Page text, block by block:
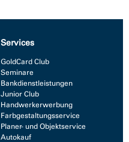
Services
GoldCard Club
Seminare
Bankdienstleistungen
Junior Club
Handwerkerwerbung
Farbgestaltungsservice
Planer- und Objektservice
Autokauf